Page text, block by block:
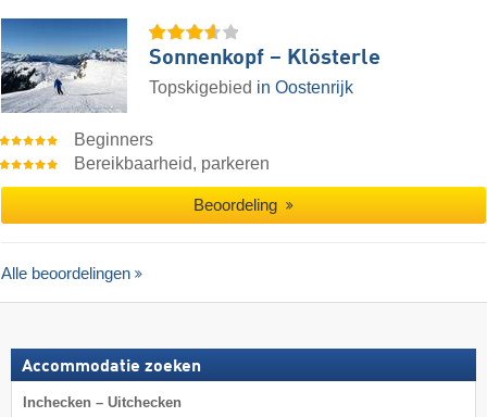
Sonnenkopf – Klösterle
Topskigebied in Oostenrijk
Beginners
Bereikbaarheid, parkeren
Beoordeling
Alle beoordelingen
Accommodatie zoeken
Inchecken – Uitchecken